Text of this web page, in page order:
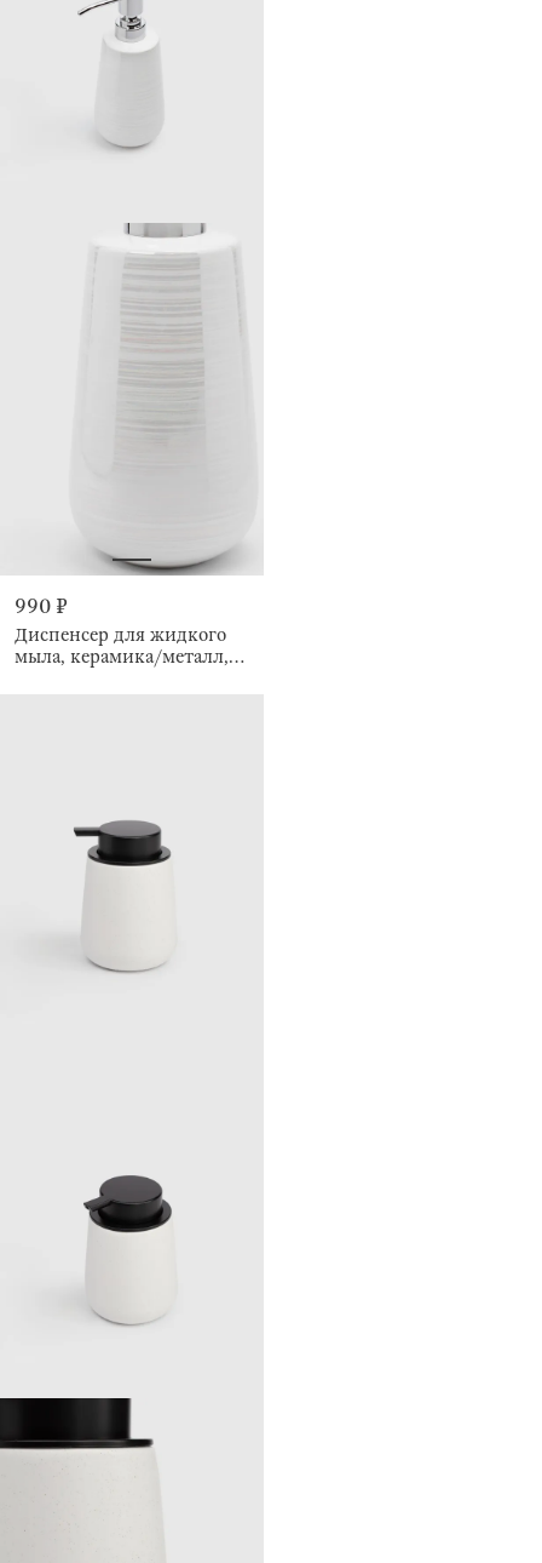
990 ₽
Диспенсер для жидкого
мыла, керамика/металл,